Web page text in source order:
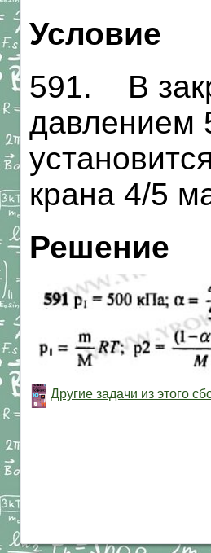
Условие
591. В
давлением
крана 4/5
Решение
Другие задачи из этого